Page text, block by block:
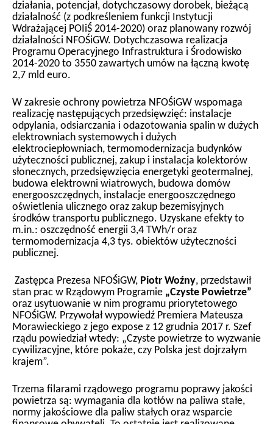
działania, potencjał, dotychczasowy dorobek, bieżącą
działalność (z podkreśleniem funkcji Instytucji
Wdrażającej POIiŚ 2014-2020) oraz planowany rozwój
działalności NFOŚiGW. Dotychczasowa realizacja
Programu Operacyjnego Infrastruktura i Środowisko
2014-2020 to 3550 zawartych umów na łączną kwotę
2,7 mld euro.
W zakresie ochrony powietrza NFOŚiGW wspomaga
realizację następujących przedsięwzięć: instalacje
odpylania, odsiarczania i odazotowania spalin w dużych
elektrowniach systemowych i dużych
elektrociepłowniach, termomodernizacja budynków
użyteczności publicznej, zakup i instalacja kolektorów
słonecznych, przedsięwzięcia energetyki geotermalnej,
budowa elektrowni wiatrowych, budowa domów
energooszczędnych, instalacje energooszczędnego
oświetlenia ulicznego oraz zakup bezemisyjnych
środków transportu publicznego. Uzyskane efekty to
m.in.: oszczędność energii 3,4 TWh/r oraz
termomodernizacja 4,3 tys. obiektów użyteczności
publicznej.
Zastępca Prezesa NFOŚiGW, Piotr Woźny, przedstawił
stan prac w Rządowym Programie „Czyste Powietrze”
oraz usytuowanie w nim programu priorytetowego
NFOŚiGW. Przywołał wypowiedź Premiera Mateusza
Morawieckiego z jego expose z 12 grudnia 2017 r. Szef
rządu powiedział wtedy: „Czyste powietrze to wyzwanie
cywilizacyjne, które pokaże, czy Polska jest dojrzałym
krajem”.
Trzema filarami rządowego programu poprawy jakości
powietrza są: wymagania dla kotłów na paliwa stałe,
normy jakościowe dla paliw stałych oraz wsparcie